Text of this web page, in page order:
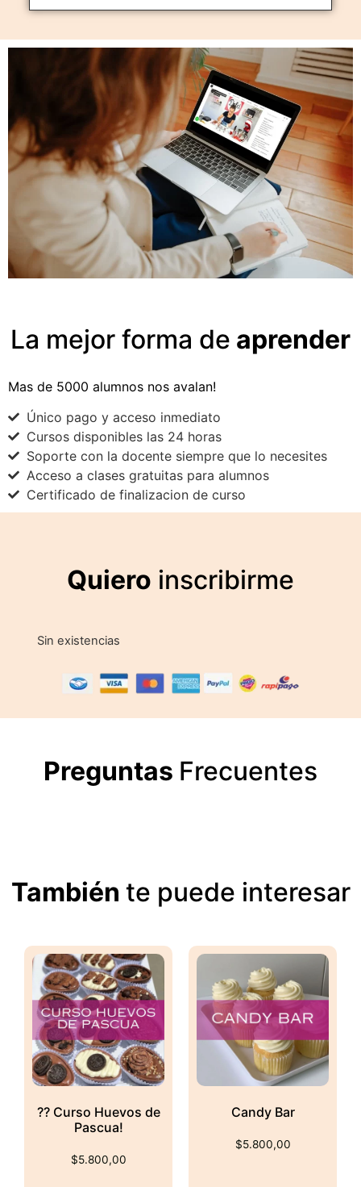
La mejor forma de aprender
Mas de 5000 alumnos nos avalan!
Único pago y acceso inmediato
Cursos disponibles las 24 horas
Soporte con la docente siempre que lo necesites
Acceso a clases gratuitas para alumnos
Certificado de finalizacion de curso
Quiero inscribirme
Sin existencias
Preguntas Frecuentes
También te puede interesar
?? Curso Huevos de
Pascua!
$5.800,00
Candy Bar
$5.800,00